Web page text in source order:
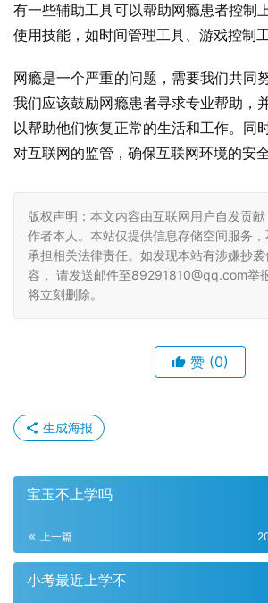
有一些辅助工具可以帮助网瘾患者控制
使用技能，如时间管理工具、游戏控制工
网瘾是一个严重的问题，需要我们共同
我们应该鼓励网瘾患者寻求专业帮助，
以帮助他们恢复正常的生活和工作。同
对互联网的监管，确保互联网环境的安全
版权声明：本文内容由互联网用户自发贡
作者本人。本站仅提供信息存储空间服务
承担相关法律责任。如发现本站有涉嫌抄
容， 请发送邮件至89291810@qq.com举
将立刻删除。
赞 (0)
生成海报
宝玉不上学吗
上一篇
小考最近上学不